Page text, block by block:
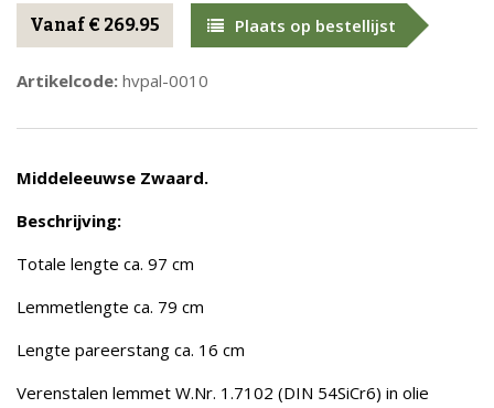
Vanaf € 269.95 Plaats op bestellijst
Artikelcode: hvpal-0010
Middeleeuwse Zwaard.
Beschrijving:
Totale lengte ca. 97 cm
Lemmetlengte ca. 79 cm
Lengte pareerstang ca. 16 cm
Verenstalen lemmet W.Nr. 1.7102 (DIN 54SiCr6) in olie